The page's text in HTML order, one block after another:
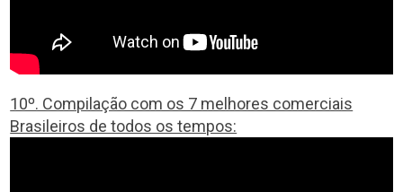
10º. Compilação com os 7 melhores comerciais
Brasileiros de todos os tempos: